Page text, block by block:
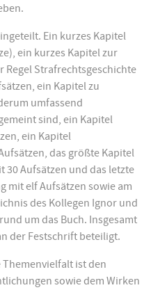
Ein kurzes Kapitel
ein kurzes Kapitel zur
Regel Strafrechtsgeschichte
ein Kapitel zu
umfassend
sind, ein Kapitel
ein Kapitel
das größte Kapitel
30 Aufsätzen und das letzte
mit elf Aufsätzen sowie am
des Kollegen Ignor und
um das Buch. Insgesamt
der Festschrift beteiligt.
ist den
sowie dem Wirken